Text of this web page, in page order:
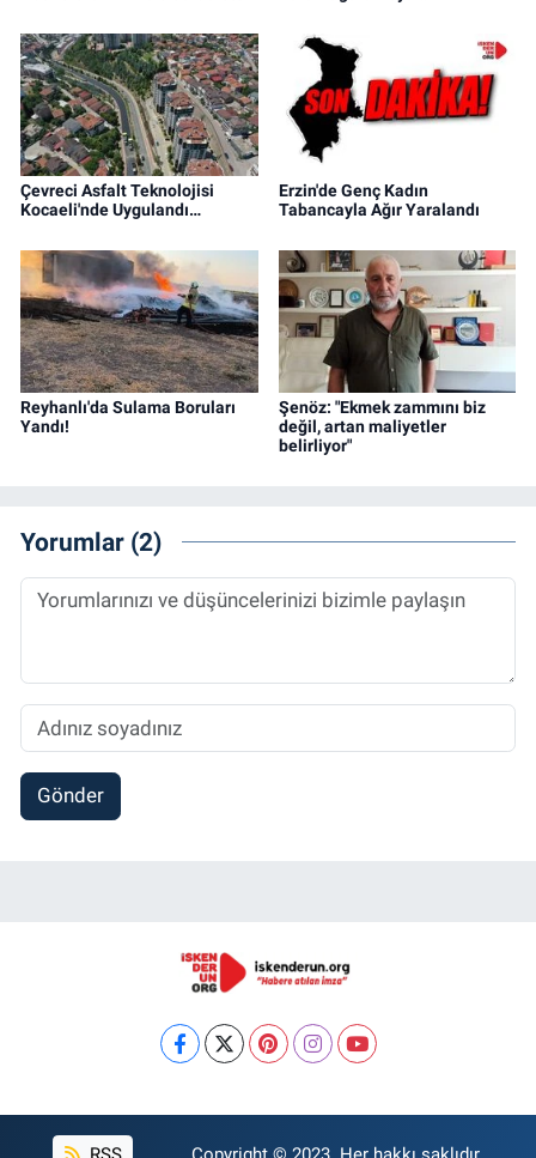
Çevreci Asfalt Teknolojisi
Kocaeli'nde Uygulandı…
Erzin'de Genç Kadın
Tabancayla Ağır Yaralandı
Reyhanlı'da Sulama Boruları
Yandı!
Şenöz: "Ekmek zammını biz
değil, artan maliyetler
belirliyor"
Yorumlar (2)
Gönder